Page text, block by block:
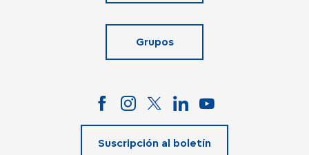
Grupos
Suscripción al boletín